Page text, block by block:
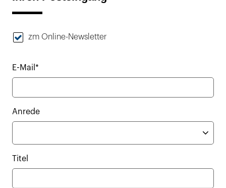
zm Online-Newsletter
E-Mail*
Anrede
Titel